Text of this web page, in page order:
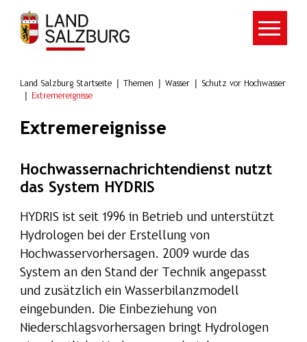
Zum Hauptinhalt springen
Land Salzburg Startseite Themen Wasser
Schutz vor Hochwasser
Extremereignisse
Extremereignisse
Hochwassernachrichtendienst nutzt
das System HYDRIS
HYDRIS ist seit 1996 in Betrieb und unterstützt
Hydrologen bei der Erstellung von
Hochwasservorhersagen. 2009 wurde das
System an den Stand der Technik angepasst
und zusätzlich ein Wasserbilanzmodell
eingebunden. Die Einbeziehung von
Niederschlagsvorhersagen bringt Hydrologen